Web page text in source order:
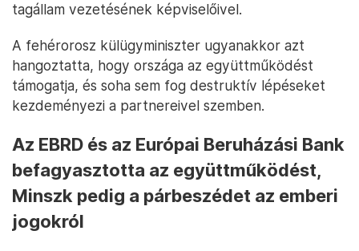
tagállam vezetésének képviselőivel.
A fehérorosz külügyminiszter ugyanakkor azt
hangoztatta, hogy országa az együttműködést
támogatja, és soha sem fog destruktív lépéseket
kezdeményezi a partnereivel szemben.
Az EBRD és az Európai Beruházási Bank
befagyasztotta az együttműködést,
Minszk pedig a párbeszédet az emberi
jogokról